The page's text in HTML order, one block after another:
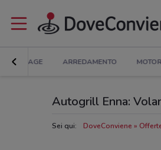
BRICOLAGE ARREDAMENTO
Autogrill Enna:
Sei qui: DoveConviene